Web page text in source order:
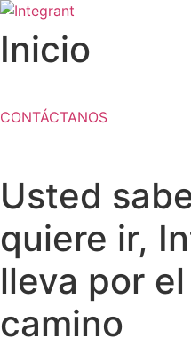
Ir
contenido
Inicio
CONTÁCTANOS
Usted
quiere ir,
lleva por
camino